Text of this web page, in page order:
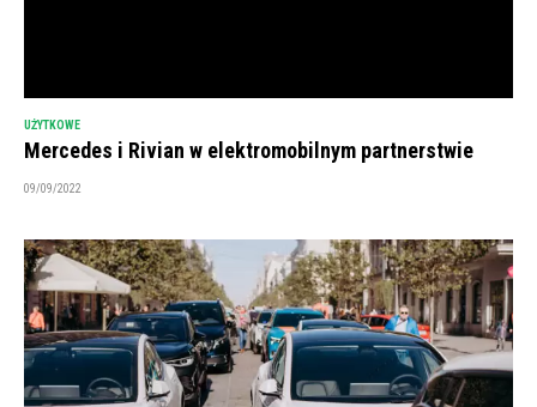
UŻYTKOWE
Mercedes i Rivian w elektromobilnym partnerstwie
09/09/2022